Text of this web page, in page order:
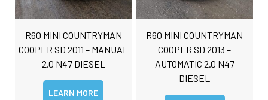
R60 MINI COUNTRYMAN
COOPER SD 2011 – MANUAL
2.0 N47 DIESEL
LEARN MORE
R60 MINI COUNTRYMAN
COOPER SD 2013 –
AUTOMATIC 2.0 N47
DIESEL